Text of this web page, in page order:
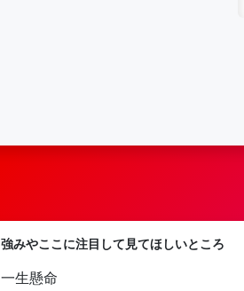
強みやここに注目して見てほしいところ
一生懸命